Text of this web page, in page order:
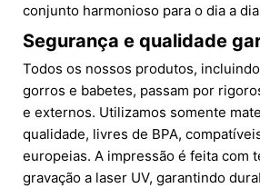
conjunto harmonioso para o dia a
Segurança e qualidade
Todos os nossos produtos,
gorros e babetes, passam por
e externos. Utilizamos somente
qualidade, livres de BPA,
europeias. A impressão é feita com
gravação a laser UV, garantindo